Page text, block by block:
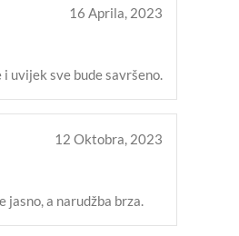
16 Aprila, 2023
uvijek sve bude savršeno.
12 Oktobra, 2023
jasno, a narudžba brza.